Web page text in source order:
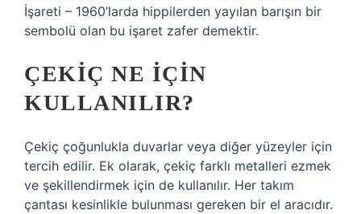
İşareti – 1960’larda hippilerden yayılan barışın bir
sembolü olan bu işaret zafer demektir.
ÇEKIÇ NE IÇIN
KULLANILIR?
Çekiç çoğunlukla duvarlar veya diğer yüzeyler için
tercih edilir. Ek olarak, çekiç farklı metalleri ezmek
ve şekillendirmek için de kullanılır. Her takım
çantası kesinlikle bulunması gereken bir el aracıdır.